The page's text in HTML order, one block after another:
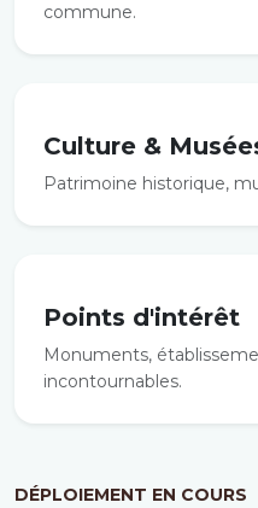
commune.
Culture &
Patrimoine historique,
Points d'intérêt
Monuments,
incontournables.
DÉPLOIEMENT EN COURS